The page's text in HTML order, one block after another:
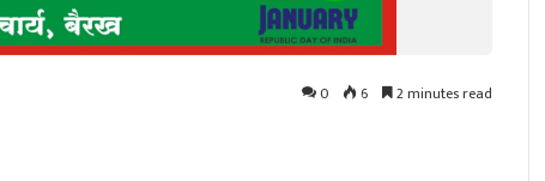
0 6 2 minutes read